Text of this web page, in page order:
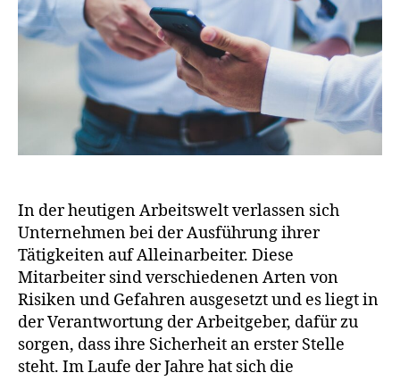
In der heutigen Arbeitswelt verlassen sich
Unternehmen bei der Ausführung ihrer
Tätigkeiten auf Alleinarbeiter. Diese
Mitarbeiter sind verschiedenen Arten von
Risiken und Gefahren ausgesetzt und es liegt in
der Verantwortung der Arbeitgeber, dafür zu
sorgen, dass ihre Sicherheit an erster Stelle
steht. Im Laufe der Jahre hat sich die